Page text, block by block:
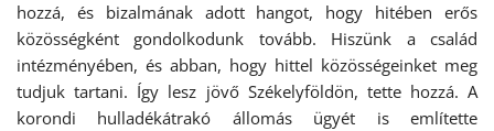
hozzá, és bizalmának adott hangot, hogy hitében erős
közösségként gondolkodunk tovább. Hiszünk a család
intézményében, és abban, hogy hittel közösségeinket meg
tudjuk tartani. Így lesz jövő Székelyföldön, tette hozzá. A
korondi hulladékátrakó állomás ügyét is említette